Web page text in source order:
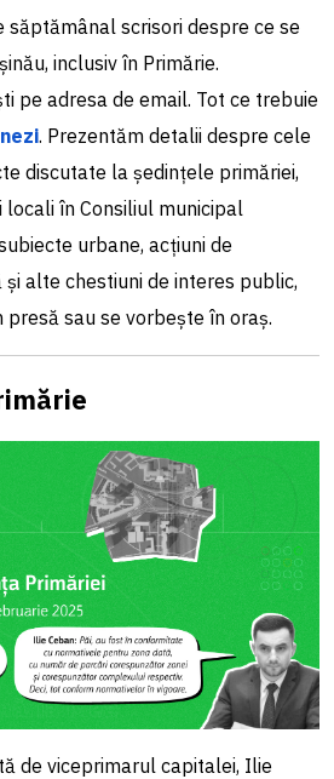
săptămânal scrisori despre ce se
inclusiv în Primărie.
pe adresa de email. Tot ce trebuie
. Prezentăm detalii despre cele
discutate la ședințele primăriei,
în Consiliul municipal
urbane, acțiuni de
alte chestiuni de interes public,
presă sau se vorbește în oraș.
de viceprimarul capitalei, Ilie